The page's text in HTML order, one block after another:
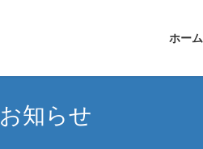
ホーム
お知らせ